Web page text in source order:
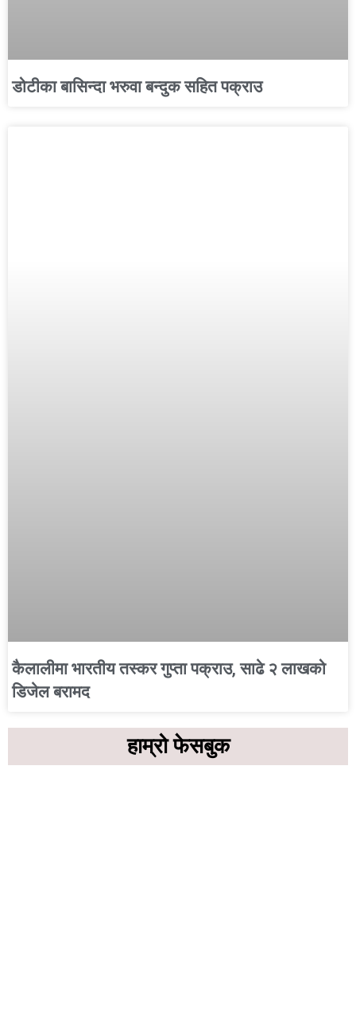
डोटीका बासिन्दा भरुवा बन्दुक सहित पक्राउ
कैलालीमा भारतीय तस्कर गुप्ता पक्राउ, साढे २ लाखको
डिजेल बरामद
हाम्रो फेसबुक